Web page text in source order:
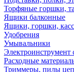
Торфяные горшки,
Ящики балконные
Ящики, горшки,
Удобрения
Умывальники
Электроинструмент
Расходные
Триммеры, пилы